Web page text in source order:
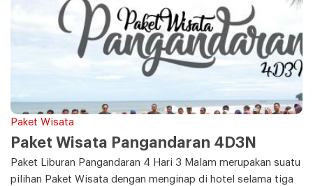
Paket Wisata
Paket Wisata Pangandaran 4D3N
Paket Liburan Pangandaran 4 Hari 3 Malam merupakan suatu
pilihan Paket Wisata dengan menginap di hotel selama tiga